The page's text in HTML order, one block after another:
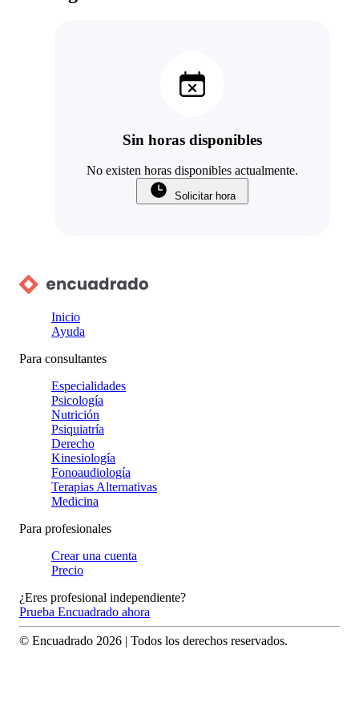
Sin horas disponibles
No existen horas disponibles actualmente.
Solicitar hora
Inicio
Ayuda
Para consultantes
Especialidades
Psicología
Nutrición
Psiquiatría
Derecho
Kinesiología
Fonoaudiología
Terapias Alternativas
Medicina
Para profesionales
Crear una cuenta
Precio
¿Eres profesional independiente?
Prueba Encuadrado ahora
© Encuadrado 2026 | Todos los derechos reservados.